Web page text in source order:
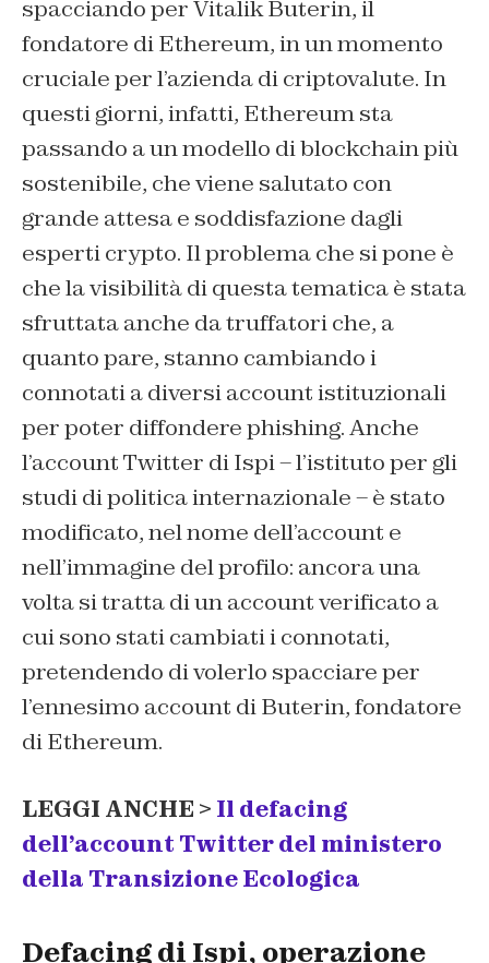
spacciando per Vitalik Buterin, il
fondatore di Ethereum, in un momento
cruciale per l’azienda di criptovalute. In
questi giorni, infatti, Ethereum sta
passando a un modello di blockchain più
sostenibile, che viene salutato con
grande attesa e soddisfazione dagli
esperti crypto. Il problema che si pone è
che la visibilità di questa tematica è stata
sfruttata anche da truffatori che, a
quanto pare, stanno cambiando i
connotati a diversi account istituzionali
per poter diffondere phishing. Anche
l’account Twitter di Ispi – l’istituto per gli
studi di politica internazionale – è stato
modificato, nel nome dell’account e
nell’immagine del profilo: ancora una
volta si tratta di un account verificato a
cui sono stati cambiati i connotati,
pretendendo di volerlo spacciare per
l’ennesimo account di Buterin, fondatore
di Ethereum.
LEGGI ANCHE > Il defacing
dell’account Twitter del ministero
della Transizione Ecologica
Defacing di Ispi, operazione